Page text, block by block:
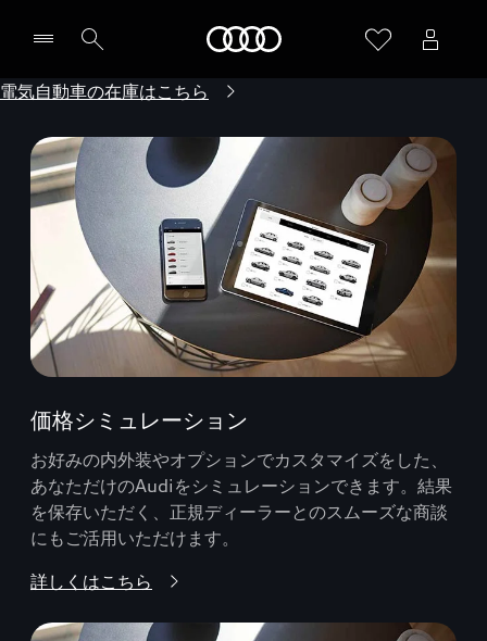
電気自動車の在庫はこちら
価格シミュレーション
お好みの内外装やオプションでカスタマイズをした、
あなただけのAudiをシミュレーションできます。結果
を保存いただく、正規ディーラーとのスムーズな商談
にもご活用いただけます。
詳しくはこちら